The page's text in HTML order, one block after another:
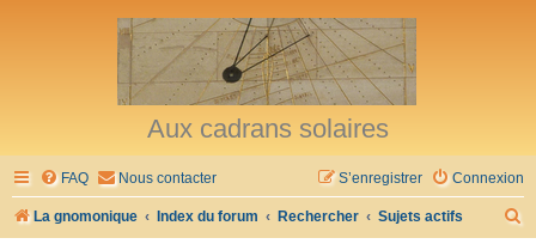
Aux cadrans solaires
FAQ Nous contacter Connexion
S’enregistrer
La gnomonique Index du forum Rechercher Sujets actifs